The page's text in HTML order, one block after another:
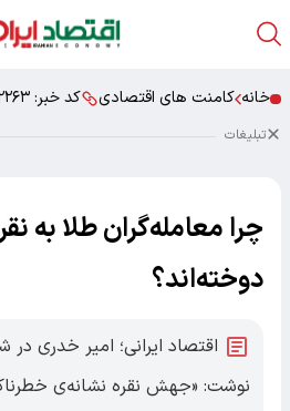
خانه کامنت های اقتصادی کد خبر:
تبلیغات
چرا معامله‌گران طلا به
دوخته‌اند؟
اقتصاد ایرانی؛ امیر خدری
نوشت: «جهش نقره نشانه‌ی